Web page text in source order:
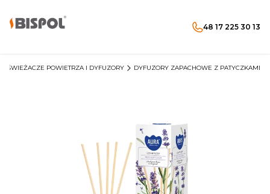
48 17 225 30 13
POWIETRZA I DYFUZORY DYFUZORY ZAPACHOWE Z PATYCZKAMI